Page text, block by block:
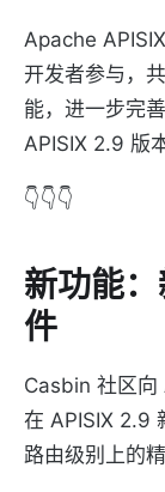
Apache
开发者参与，
能，进一步完
APISIX 2.9 版
👇👇👇
新功能
件
Casbin 社区向
在 APISIX 2.9
路由级别上的